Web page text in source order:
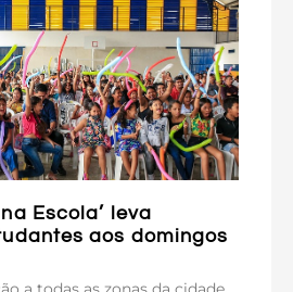
Escola’ leva
aos domingos